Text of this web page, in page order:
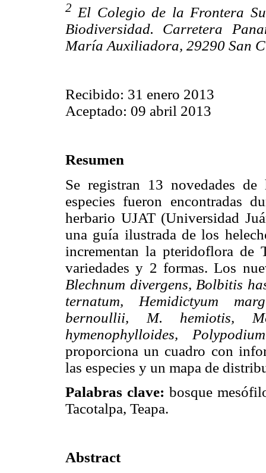
2 El Colegio de la Frontera
Biodiversidad. Carretera
María Auxiliadora, 29290 San
Recibido: 31 enero 2013
Aceptado: 09 abril 2013
Resumen
Se registran 13 novedades
especies fueron encontradas
herbario UJAT (Universidad
una guía ilustrada de los
incrementan la pteridoflora de
variedades y 2 formas. Los
Blechnum divergens, Bolbitis
ternatum, Hemidictyum
bernoullii, M. hemiotis,
hymenophylloides,
proporciona un cuadro con
las especies y un mapa de
Palabras clave: bosque
Tacotalpa, Teapa.
Abstract